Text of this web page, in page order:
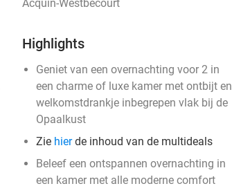
Acquin-Westbécourt
Highlights
Geniet van een overnachting voor 2 in
een charme of luxe kamer met ontbijt en
welkomstdrankje inbegrepen vlak bij de
Opaalkust
Zie hierde inhoud van de multideals
Beleef een ontspannen overnachting in
een kamer met alle moderne comfort